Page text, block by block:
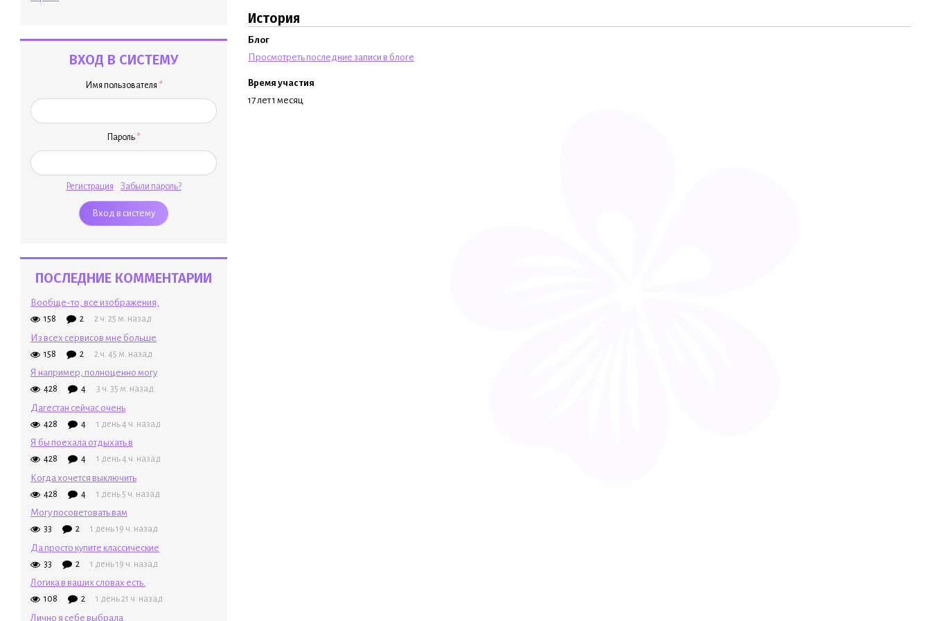
ВХОД В СИСТЕМУ
Имя пользователя *
Пароль *
Регистрация Забыли пароль?
ПОСЛЕДНИЕ КОММЕНТАРИИ
Вообще-то, все изображения,
158 2 2 ч. 25 м. назад
Из всех сервисов мне больше
158 2 2 ч. 45 м. назад
Я например, полноценно могу
428 4 3 ч. 35 м. назад
Дагестан сейчас очень
428 4 1 день 4 ч. назад
Я бы поехала отдыхать в
428 4 1 день 4 ч. назад
Когда хочется выключить
428 4 1 день 5 ч. назад
Могу посоветовать вам
33 2 1 день 19 ч. назад
Да просто купите классические
33 2 1 день 19 ч. назад
Логика в ваших словах есть.
108 2 1 день 21 ч. назад
Лично я себе выбрала
История
Блог
Просмотреть последние записи в блоге
Время участия
17 лет 1 месяц